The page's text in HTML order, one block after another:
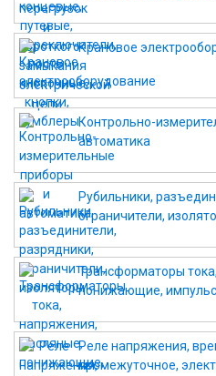
Крановое
Контрольно-
автоматика
Рубильники,
ограничители,
Трансформаторы
понижающие,
Реле напряжения,
промежуточное,